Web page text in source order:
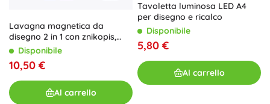
Lavagna magnetica da
disegno 2 in 1 con znikopis,
tavolino e timbri
Disponibile
10,50 €
Al carrello
Tavoletta luminosa LED A4
per disegno e ricalco
Disponibile
5,80 €
Al carrello